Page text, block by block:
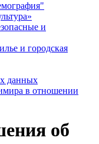
и
и городская
данных
в отношении
об